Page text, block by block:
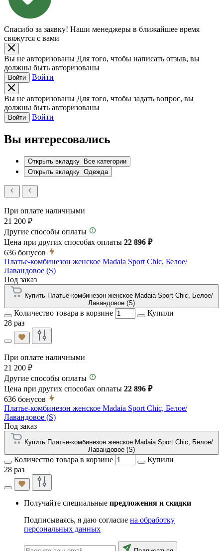
Спасибо за заявку! Наши менеджеры в ближайшее время
свяжутся с вами
Вы не авторизованы Для того, чтобы написать отзыв, вы
должны быть авторизованы
Войти Войти
Вы не авторизованы Для того, чтобы задать вопрос, вы
должны быть авторизованы
Войти Войти
Вы интересовались
Открыть вкладку Все категории
Открыть вкладку Одежда
При оплате наличными
21 200 ₽
Другие способы оплаты
Цена при других способах оплаты 22 896 ₽
636 бонусов
Платье-комбинезон женское Madaia Sport Chic, Белое/
Лавандовое (S)
Под заказ
Купить Платье-комбинезон женское Madaia Sport Chic, Белое/
Лавандовое (S)
Количество товара в корзине
Купили
28 раз
При оплате наличными
21 200 ₽
Другие способы оплаты
Цена при других способах оплаты 22 896 ₽
636 бонусов
Платье-комбинезон женское Madaia Sport Chic, Белое/
Лавандовое (S)
Под заказ
Купить Платье-комбинезон женское Madaia Sport Chic, Белое/
Лавандовое (S)
Количество товара в корзине
Купили
28 раз
Получайте специальные предложения и скидки
Подписываясь, я даю согласие на обработку
персональных данных